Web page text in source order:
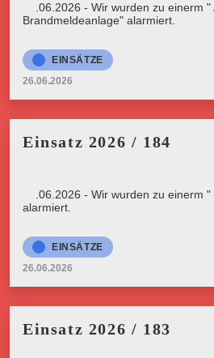
26.06.2026 - Wir wurden zu einerm "
Brandmeldeanlage" alarmiert.
EINSÄTZE
26.06.2026
Einsatz 2026 / 184
26.06.2026 - Wir wurden zu einerm
alarmiert.
EINSÄTZE
26.06.2026
Einsatz 2026 / 183